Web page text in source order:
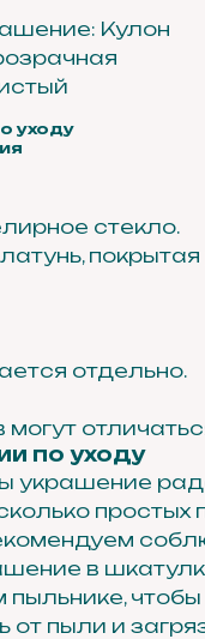
Кулон
уходу
стекло.
отдельно.
по уходу
украшение
простых
в
пыльнике, чтобы
от пыли и